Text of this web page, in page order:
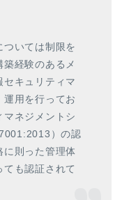
いては制限を
経験のあるメ
セキュリティマ
運用を行ってお
マネジメントシ
）の認
に則った管理体
も認証されて